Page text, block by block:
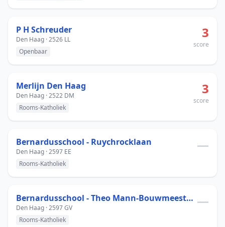
P H Schreuder
Den Haag · 2526 LL
Openbaar
3
score
Merlijn Den Haag
Den Haag · 2522 DM
Rooms-Katholiek
3
score
Bernardusschool - Ruychrocklaan
Den Haag · 2597 EE
Rooms-Katholiek
—
Bernardusschool - Theo Mann-Bouwmeesterln
Den Haag · 2597 GV
Rooms-Katholiek
—